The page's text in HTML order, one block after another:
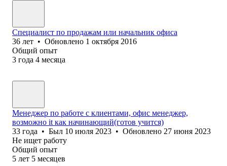
Специалист по продажам или начальник офиса
36 лет • Обновлено 1 октября 2016
Общий опыт
3 года 4 месяца
Менеджер по работе с клиентами, офис менеджер,
возможно it как начинающий(готов учится)
33 года • Был 10 июля 2023 • Обновлено 27 июня 2023
Не ищет работу
Общий опыт
5 лет 5 месяцев